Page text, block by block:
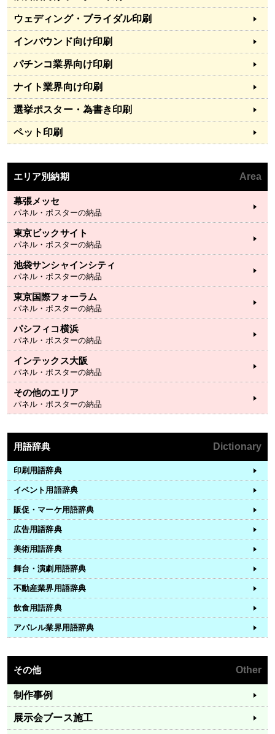
ウェディング・ブライダル印刷
インバウンド向け印刷
パチンコ業界向け印刷
ナイト業界向け印刷
選挙ポスター・為書き印刷
ペット印刷
エリア別納期 Area
幕張メッセ
パネル・ポスターの納品
東京ビックサイト
パネル・ポスターの納品
池袋サンシャインシティ
パネル・ポスターの納品
東京国際フォーラム
パネル・ポスターの納品
パシフィコ横浜
パネル・ポスターの納品
インテックス大阪
パネル・ポスターの納品
その他のエリア
パネル・ポスターの納品
用語辞典 Dictionary
印刷用語辞典
イベント用語辞典
販促・マーケ用語辞典
広告用語辞典
美術用語辞典
舞台・演劇用語辞典
不動産業界用語辞典
飲食用語辞典
アパレル業界用語辞典
その他 Other
制作事例
展示会ブース施工